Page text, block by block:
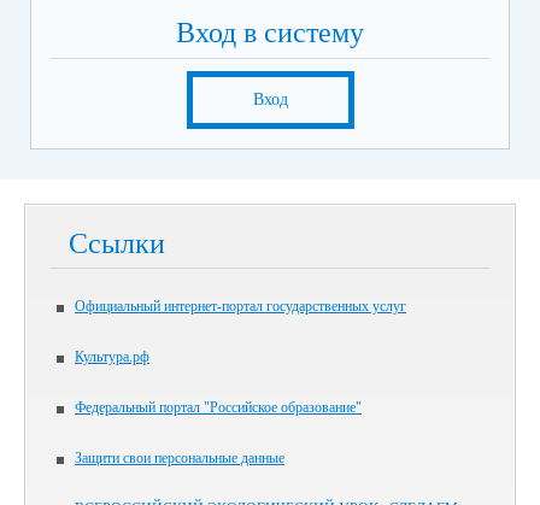
Вход в систему
Вход
Ссылки
Официальный интернет-портал государственных услуг
Культура.рф
Федеральный портал "Российское образование"
Защити свои персональные данные